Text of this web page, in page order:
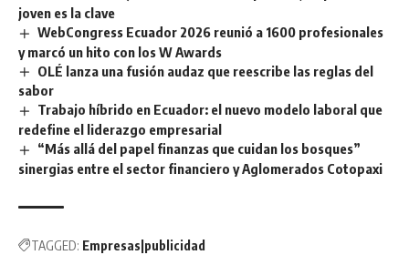
joven es la clave
WebCongress Ecuador 2026 reunió a 1600 profesionales
y marcó un hito con los W Awards
OLÉ lanza una fusión audaz que reescribe las reglas del
sabor
Trabajo híbrido en Ecuador: el nuevo modelo laboral que
redefine el liderazgo empresarial
“Más allá del papel finanzas que cuidan los bosques”
sinergias entre el sector financiero y Aglomerados Cotopaxi
TAGGED: Empresas|publicidad